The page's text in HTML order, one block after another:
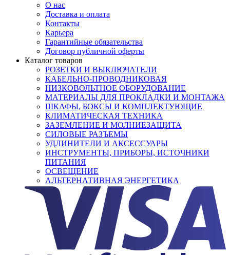
О нас
Доставка и оплата
Контакты
Карьера
Гарантийные обязательства
Договор публичной оферты
Каталог товаров
РОЗЕТКИ И ВЫКЛЮЧАТЕЛИ
КАБЕЛЬНО-ПРОВОДНИКОВАЯ
НИЗКОВОЛЬТНОЕ ОБОРУДОВАНИЕ
МАТЕРИАЛЫ ДЛЯ ПРОКЛАДКИ И МОНТАЖА
ШКАФЫ, БОКСЫ И КОМПЛЕКТУЮЩИЕ
КЛИМАТИЧЕСКАЯ ТЕХНИКА
ЗАЗЕМЛЕНИЕ И МОЛНИЕЗАЩИТА
СИЛОВЫЕ РАЗЪЕМЫ
УДЛИНИТЕЛИ И АКСЕССУАРЫ
ИНСТРУМЕНТЫ, ПРИБОРЫ, ИСТОЧНИКИ
ПИТАНИЯ
ОСВЕЩЕНИЕ
АЛЬТЕРНАТИВНАЯ ЭНЕРГЕТИКА